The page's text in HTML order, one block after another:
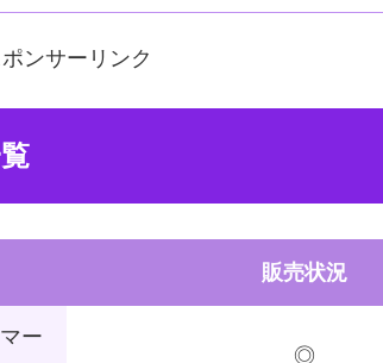
ンサーリンク
販売状況
ー
◎